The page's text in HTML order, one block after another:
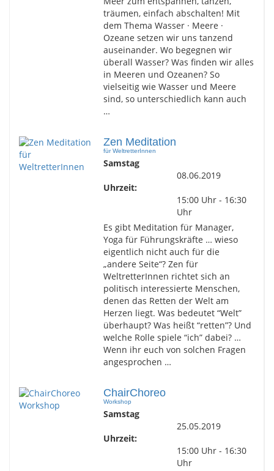
träumen, einfach abschalten! Mit
dem Thema Wasser · Meere ·
Ozeane setzen wir uns tanzend
auseinander. Wo begegnen wir
überall Wasser? Was finden wir alles
in Meeren und Ozeanen? So
vielseitig wie Wasser und Meere
sind, so unterschiedlich kann auch
…
Zen Meditation
für WeltretterInnen
Samstag
08.06.2019
Uhrzeit:
15:00 Uhr - 16:30
Uhr
Es gibt Meditation für Manager,
Yoga für Führungskräfte … wieso
eigentlich nicht auch für die
„andere Seite“? Zen für
WeltretterInnen richtet sich an
politisch interessierte Menschen,
denen das Retten der Welt am
Herzen liegt. Was bedeutet “Welt”
überhaupt? Was heißt “retten”? Und
welche Rolle spiele “ich” dabei? …
Wenn ihr euch von solchen Fragen
angesprochen …
ChairChoreo
Workshop
Samstag
25.05.2019
Uhrzeit:
15:00 Uhr - 16:30
Uhr